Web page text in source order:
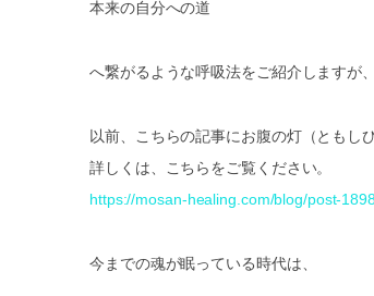
本来の自分への道
へ繋がるような呼吸法をご紹介しますが
以前、こちらの記事にお腹の灯（ともし
詳しくは、こちらをご覧ください。
https://mosan-healing.com/blog/post-
今までの魂が眠っている時代は、